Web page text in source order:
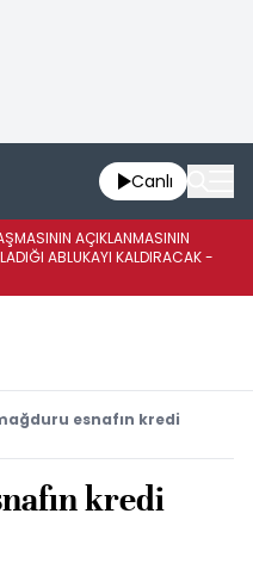
Canlı
AÇIKLANMASININ
ABLUKAYI KALDIRACAK -
esnafın kredi
kredi